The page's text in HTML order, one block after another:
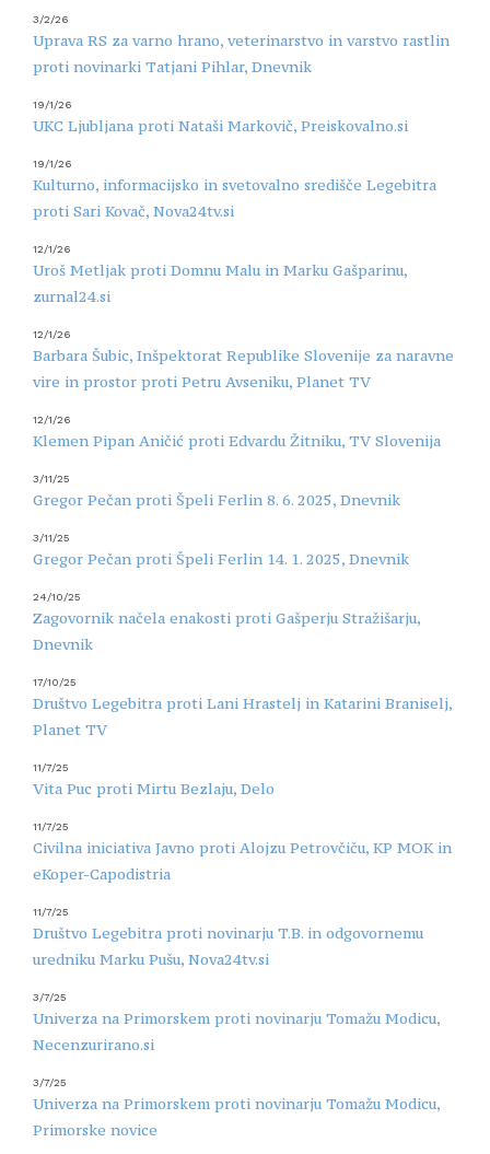
3/2/26
Uprava RS za varno hrano, veterinarstvo in varstvo rastlin
proti novinarki Tatjani Pihlar, Dnevnik
19/1/26
UKC Ljubljana proti Nataši Markovič, Preiskovalno.si
19/1/26
Kulturno, informacijsko in svetovalno središče Legebitra
proti Sari Kovač, Nova24tv.si
12/1/26
Uroš Metljak proti Domnu Malu in Marku Gašparinu,
zurnal24.si
12/1/26
Barbara Šubic, Inšpektorat Republike Slovenije za naravne
vire in prostor proti Petru Avseniku, Planet TV
12/1/26
Klemen Pipan Aničić proti Edvardu Žitniku, TV Slovenija
3/11/25
Gregor Pečan proti Špeli Ferlin 8. 6. 2025, Dnevnik
3/11/25
Gregor Pečan proti Špeli Ferlin 14. 1. 2025, Dnevnik
24/10/25
Zagovornik načela enakosti proti Gašperju Stražišarju,
Dnevnik
17/10/25
Društvo Legebitra proti Lani Hrastelj in Katarini Braniselj,
Planet TV
11/7/25
Vita Puc proti Mirtu Bezlaju, Delo
11/7/25
Civilna iniciativa Javno proti Alojzu Petrovčiču, KP MOK in
eKoper-Capodistria
11/7/25
Društvo Legebitra proti novinarju T.B. in odgovornemu
uredniku Marku Pušu, Nova24tv.si
3/7/25
Univerza na Primorskem proti novinarju Tomažu Modicu,
Necenzurirano.si
3/7/25
Univerza na Primorskem proti novinarju Tomažu Modicu,
Primorske novice